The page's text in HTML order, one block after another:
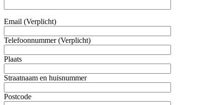
Email (Verplicht)
Telefoonnummer (Verplicht)
Plaats
Straatnaam en huisnummer
Postcode